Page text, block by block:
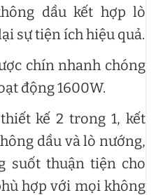
dầu kết hợp lò
sự tiện ích hiệu quả.
chín nhanh chóng
động 1600W.
kế 2 trong 1, kết
dầu và lò nướng,
suốt thuận tiện cho
hợp với mọi không